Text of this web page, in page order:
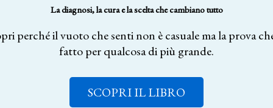
La diagnosi, la cura e la scelta che cambiano tutto
perché il vuoto che senti non è casuale ma la prova
fatto per qualcosa di più grande.
SCOPRI IL LIBRO